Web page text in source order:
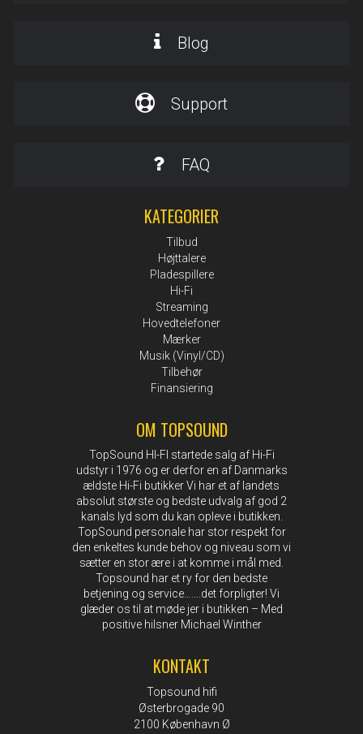
Blog
Support
FAQ
KATEGORIER
Tilbud
Højttalere
Pladespillere
Hi-Fi
Streaming
Hovedtelefoner
Mærker
Musik (Vinyl/CD)
Tilbehør
Finansiering
OM TOPSOUND
TopSound HI-FI startede salg af Hi-Fi
udstyr i 1976 og er derfor en af Danmarks
ældste Hi-Fi butikker Vi har et af landets
absolut største og bedste udvalg af god 2
kanals lyd som du kan opleve i butikken.
TopSound personale har stor respekt for
den enkeltes kunde behov og niveau som vi
sætter en stor ære i at komme i mål med.
Topsound har et ry for den bedste
betjening og service…….det forpligter! Vi
glæder os til at møde jer i butikken – Med
positive hilsner Michael Winther
KONTAKT
Topsound hifi
Østerbrogade 90
2100 København Ø